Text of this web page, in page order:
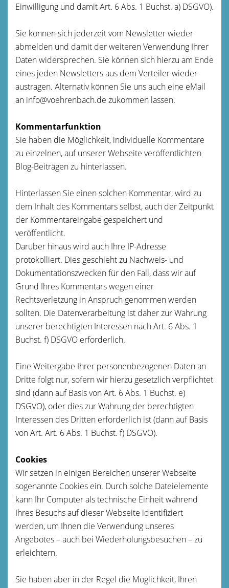
Einwilligung und damit Art. 6 Abs. 1 Buchst. a) DSGVO).
Sie können sich jederzeit vom Newsletter wieder
abmelden und damit der weiteren Verwendung Ihrer
Daten widersprechen. Sie können sich hierzu am Ende
eines jeden Newsletters aus dem Verteiler wieder
austragen. Alternativ können Sie uns auch eine eMail
an info@voehrenbach.de zukommen lassen.
Kommentarfunktion
Sie haben die Möglichkeit, individuelle Kommentare
zu einzelnen, auf unserer Webseite veröffentlichten
Blog-Beiträgen zu hinterlassen.
Hinterlassen Sie einen solchen Kommentar, wird zu
dem Inhalt des Kommentars selbst, auch der Zeitpunkt
der Kommentareingabe gespeichert und
veröffentlicht.
Darüber hinaus wird auch Ihre IP-Adresse
protokolliert. Dies geschieht zu Nachweis- und
Dokumentationszwecken für den Fall, dass wir auf
Grund Ihres Kommentars wegen einer
Rechtsverletzung in Anspruch genommen werden
sollten. Die Datenverarbeitung ist daher zur Wahrung
unserer berechtigten Interessen nach Art. 6 Abs. 1
Buchst. f) DSGVO erforderlich.
Eine Weitergabe Ihrer personenbezogenen Daten an
Dritte folgt nur, sofern wir hierzu gesetzlich verpflichtet
sind (dann auf Basis von Art. 6 Abs. 1 Buchst. e)
DSGVO), oder dies zur Wahrung der berechtigten
Interessen des Dritten erforderlich ist (dann auf Basis
von Art. Art. 6 Abs. 1 Buchst. f) DSGVO).
Cookies
Wir setzen in einigen Bereichen unserer Webseite
sogenannte Cookies ein. Durch solche Dateielemente
kann Ihr Computer als technische Einheit während
Ihres Besuchs auf dieser Webseite identifiziert
werden, um Ihnen die Verwendung unseres
Angebotes – auch bei Wiederholungsbesuchen – zu
erleichtern.
Sie haben aber in der Regel die Möglichkeit, Ihren